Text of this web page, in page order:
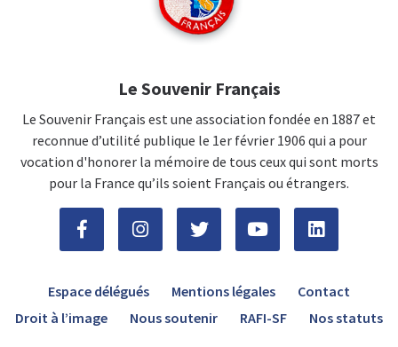
Le Souvenir Français
Le Souvenir Français est une association fondée en 1887 et
reconnue d’utilité publique le 1er février 1906 qui a pour
vocation d'honorer la mémoire de tous ceux qui sont morts
pour la France qu’ils soient Français ou étrangers.
Espace délégués Mentions légales
Contact
Droit à l’image
Nous soutenir RAFI-SF Nos statuts